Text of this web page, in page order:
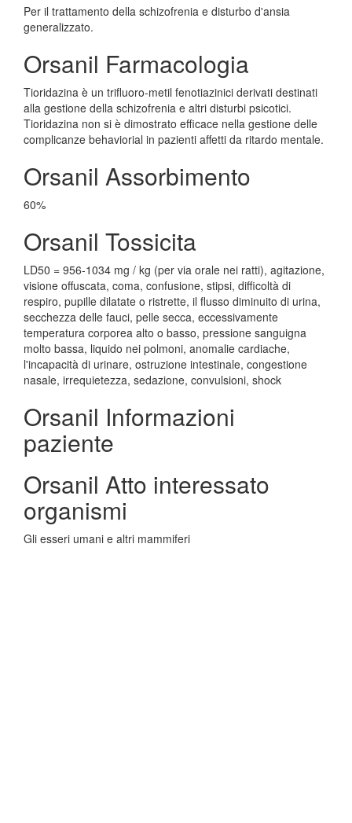
Per il trattamento della schizofrenia e disturbo d'ansia
generalizzato.
Orsanil Farmacologia
Tioridazina è un trifluoro-metil fenotiazinici derivati destinati
alla gestione della schizofrenia e altri disturbi psicotici.
Tioridazina non si è dimostrato efficace nella gestione delle
complicanze behaviorial in pazienti affetti da ritardo mentale.
Orsanil Assorbimento
60%
Orsanil Tossicita
LD50 = 956-1034 mg / kg (per via orale nei ratti), agitazione,
visione offuscata, coma, confusione, stipsi, difficoltà di
respiro, pupille dilatate o ristrette, il flusso diminuito di urina,
secchezza delle fauci, pelle secca, eccessivamente
temperatura corporea alto o basso, pressione sanguigna
molto bassa, liquido nei polmoni, anomalie cardiache,
l'incapacità di urinare, ostruzione intestinale, congestione
nasale, irrequietezza, sedazione, convulsioni, shock
Orsanil Informazioni
paziente
Orsanil Atto interessato
organismi
Gli esseri umani e altri mammiferi